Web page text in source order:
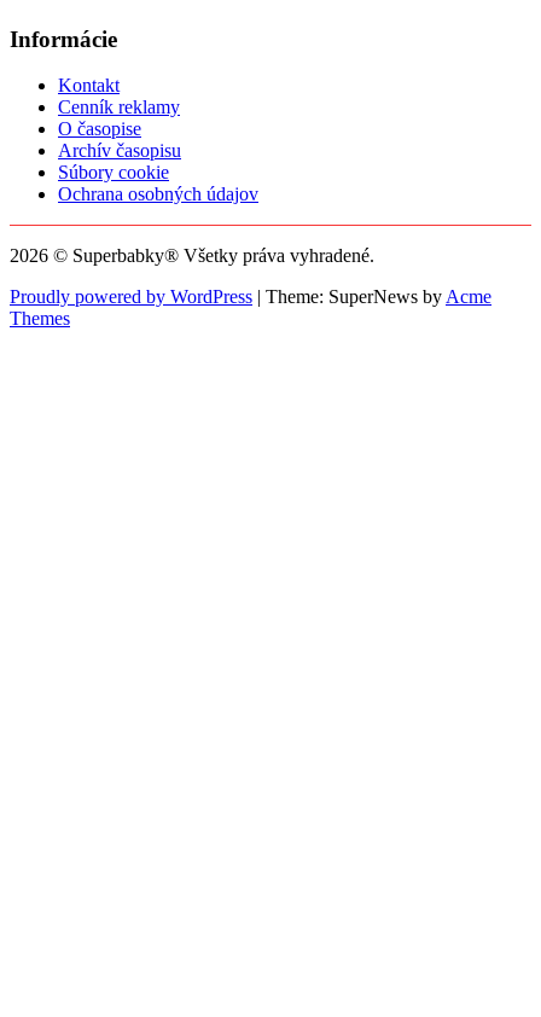
Informácie
Kontakt
Cenník reklamy
O časopise
Archív časopisu
Súbory cookie
Ochrana osobných údajov
2026 © Superbabky® Všetky práva vyhradené.
Proudly powered by WordPress | Theme: SuperNews by Acme
Themes